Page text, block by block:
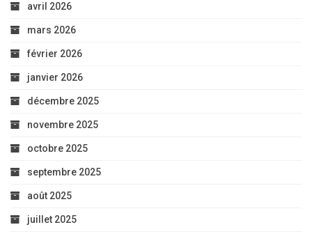
avril 2026
mars 2026
février 2026
janvier 2026
décembre 2025
novembre 2025
octobre 2025
septembre 2025
août 2025
juillet 2025